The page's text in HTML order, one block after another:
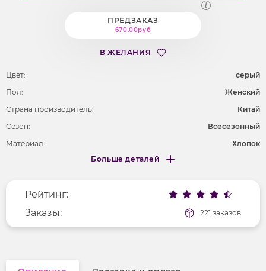
ПРЕДЗАКАЗ
670.00руб
В ЖЕЛАНИЯ
Цвет:
серый
Пол:
Женский
Страна производитель:
Китай
Сезон:
Всесезонный
Материал:
Хлопок
Фактура материала
трикотажный
Длина рукава
короткие
Вырез горловины
округлый
Больше деталей
Меньше деталей
Рейтинг:
Заказы:
221 заказов